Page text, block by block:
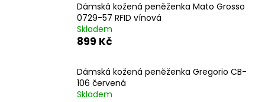
Dámská kožená peněženka Mato Grosso
0729-57 RFID vínová
Skladem
899 Kč
Dámská kožená peněženka Gregorio CB-
106 červená
Skladem